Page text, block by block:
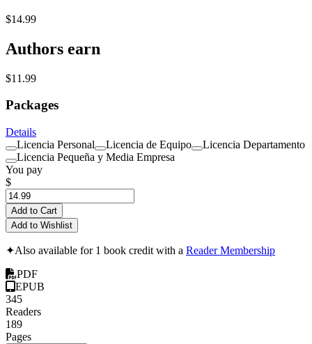
$14.99
Authors earn
$11.99
Packages
Details
Licencia Personal
Licencia de Equipo
Licencia Departamento
Licencia Pequeña y Media Empresa
You pay
$
Add to Cart
Add to Wishlist
✦Also available for 1 book credit with a Reader Membership
PDF
EPUB
345
Readers
189
Pages